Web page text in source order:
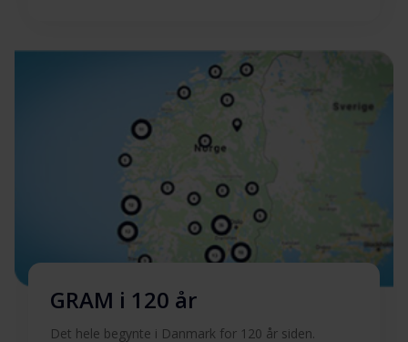
GRAM i 120 år
Det hele begynte i Danmark for 120 år siden.